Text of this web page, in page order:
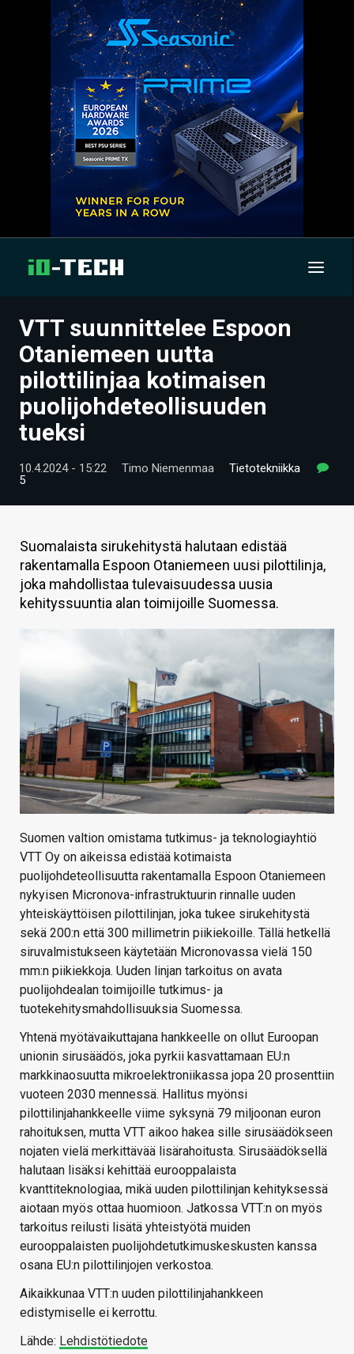
UUTISET
ARTIKKELIT
VIDEOT
TECHBBS
TIETOA
HINTA.FI
KAUPPA
VAIHDA TEEMA
VTT suunnittelee Espoon
Otaniemeen uutta
pilottilinjaa kotimaisen
puolijohdeteollisuuden
tueksi
10.4.2024 - 15:22 Timo Niemenmaa
Tietotekniikka
5
Suomalaista sirukehitystä halutaan edistää
rakentamalla Espoon Otaniemeen uusi pilottilinja,
joka mahdollistaa tulevaisuudessa uusia
kehityssuuntia alan toimijoille Suomessa.
Suomen valtion omistama tutkimus- ja teknologiayhtiö
VTT Oy on aikeissa edistää kotimaista
puolijohdeteollisuutta rakentamalla Espoon Otaniemeen
nykyisen Micronova-infrastruktuurin rinnalle uuden
yhteiskäyttöisen pilottilinjan, joka tukee sirukehitystä
sekä 200:n että 300 millimetrin piikiekoille. Tällä hetkellä
siruvalmistukseen käytetään Micronovassa vielä 150
mm:n piikiekkoja. Uuden linjan tarkoitus on avata
puolijohdealan toimijoille tutkimus- ja
tuotekehitysmahdollisuuksia Suomessa.
Yhtenä myötävaikuttajana hankkeelle on ollut Euroopan
unionin sirusäädös, joka pyrkii kasvattamaan EU:n
markkinaosuutta mikroelektroniikassa jopa 20 prosenttiin
vuoteen 2030 mennessä. Hallitus myönsi
pilottilinjahankkeelle viime syksynä 79 miljoonan euron
rahoituksen, mutta VTT aikoo hakea sille sirusäädökseen
nojaten vielä merkittävää lisärahoitusta. Sirusäädöksellä
halutaan lisäksi kehittää eurooppalaista
kvanttiteknologiaa, mikä uuden pilottilinjan kehityksessä
aiotaan myös ottaa huomioon. Jatkossa VTT:n on myös
tarkoitus reilusti lisätä yhteistyötä muiden
eurooppalaisten puolijohdetutkimuskeskusten kanssa
osana EU:n pilottilinjojen verkostoa.
Aikaikkunaa VTT:n uuden pilottilinjahankkeen
edistymiselle ei kerrottu.
Lähde: Lehdistötiedote